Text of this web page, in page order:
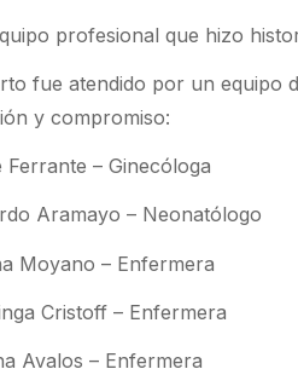
profesional que hizo
fue atendido por un equipo
y compromiso:
Ferrante – Ginecóloga
Aramayo – Neonatólogo
Moyano – Enfermera
Cristoff – Enfermera
Avalos – Enfermera